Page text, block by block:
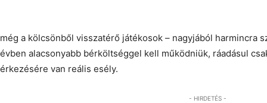
még a kölcsönből visszatérő játékosok – nagyjából harmincra
évben alacsonyabb bérköltséggel kell működniük, ráadásul
érkezésére van reális esély.
- HIRDETÉS -